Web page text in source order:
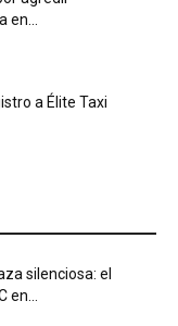
a Élite Taxi
silenciosa: el